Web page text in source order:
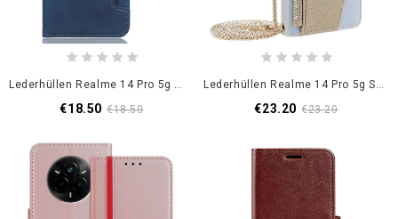
Lederhüllen Realme 14 Pro 5g Mehrere Kartenfächer
€18.50 €18.50
Lederhüllen Realme 14 Pro 5g Spiegel Und Kette
€23.20 €23.20